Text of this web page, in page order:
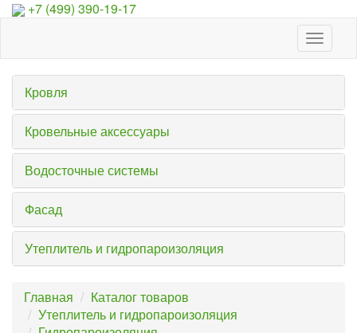
+7 (499) 390-19-17
Toggle
Кровля
Кровельные аксессуары
Водосточные системы
Фасад
Утеплитель и гидропароизоляция
Главная
Каталог товаров
Утеплитель и гидропароизоляция